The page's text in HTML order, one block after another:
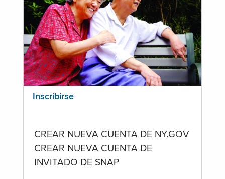
Inscribirse
CREAR NUEVA CUENTA DE NY.GOV
CREAR NUEVA CUENTA DE
INVITADO DE SNAP